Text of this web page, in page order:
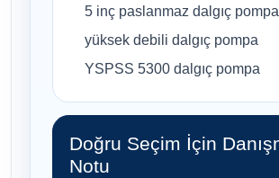
5 inç paslanmaz dalgıç pompa
yüksek debili dalgıç pompa
YSPSS 5300 dalgıç pompa
Doğru Seçim İçin
Notu